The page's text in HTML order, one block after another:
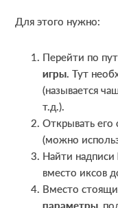
Для этого нужно:
Перейти по
игры. Тут
(называется
т.д.).
Открывать
(можно
Найти надписи
вместо иксов
Вместо